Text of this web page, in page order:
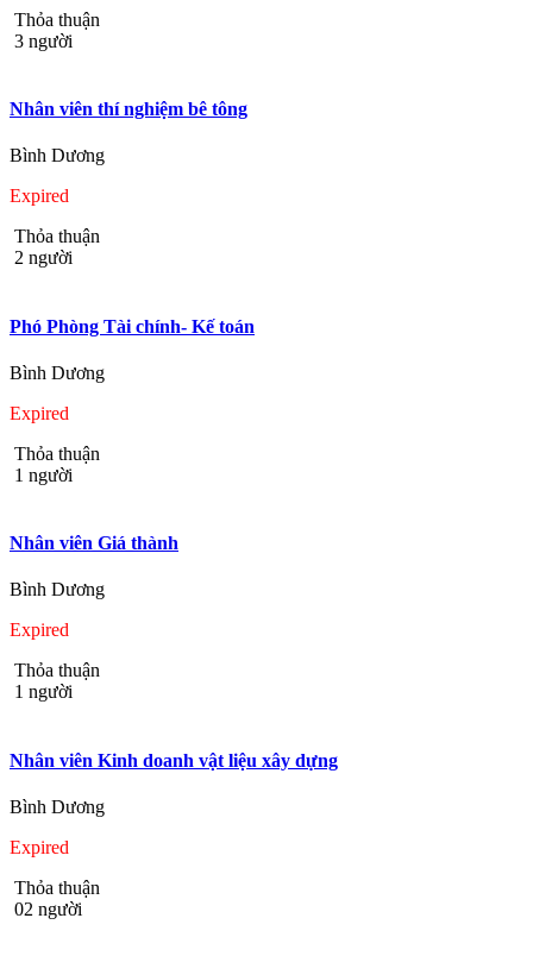
Thỏa thuận
3 người
Nhân viên thí nghiệm bê tông
Bình Dương
Expired
Thỏa thuận
2 người
Phó Phòng Tài chính- Kế toán
Bình Dương
Expired
Thỏa thuận
1 người
Nhân viên Giá thành
Bình Dương
Expired
Thỏa thuận
1 người
Nhân viên Kinh doanh vật liệu xây dựng
Bình Dương
Expired
Thỏa thuận
02 người